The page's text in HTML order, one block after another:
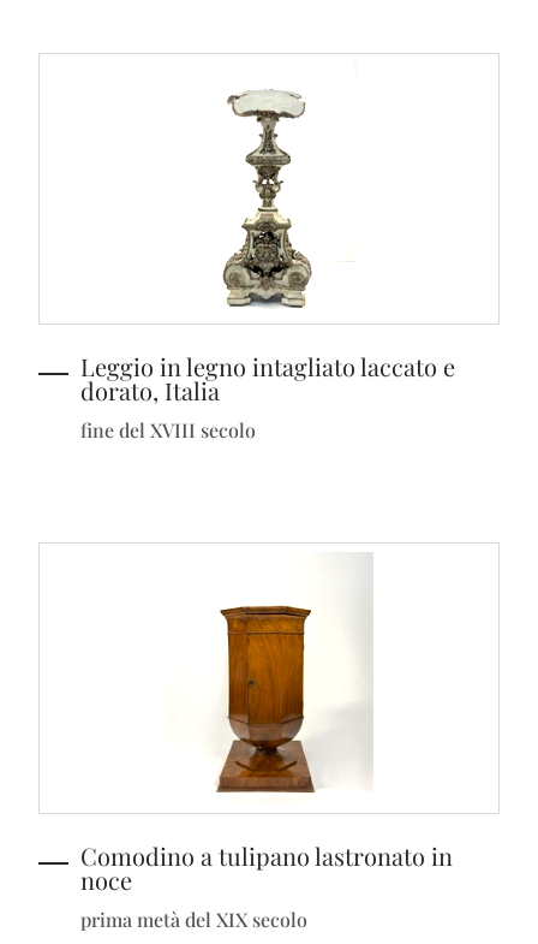
Leggio in legno intagliato laccato e
dorato, Italia
fine del XVIII secolo
Comodino a tulipano lastronato in
noce
prima metà del XIX secolo